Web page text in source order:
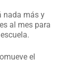
nada más y
al mes para
el